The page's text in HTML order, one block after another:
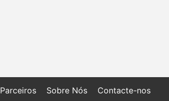
Parceiros Sobre Nós Contacte-nos